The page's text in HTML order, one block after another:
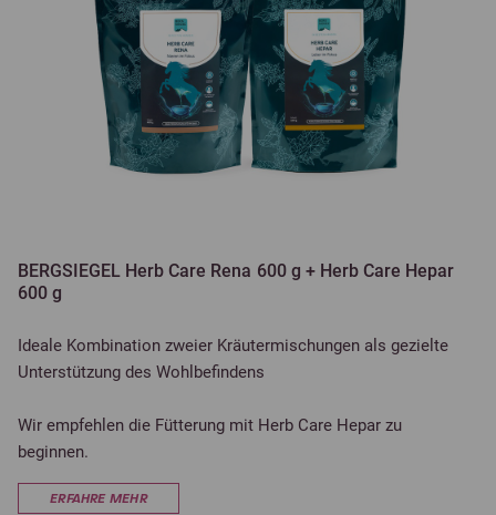
BERGSIEGEL Herb Care Rena 600 g + Herb Care Hepar
600 g
Ideale Kombination zweier Kräutermischungen als gezielte
Unterstützung des Wohlbefindens
Wir empfehlen die Fütterung mit Herb Care Hepar zu
beginnen.
ERFAHRE MEHR